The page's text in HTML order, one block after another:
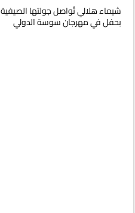
شيماء هلالي تُواصل جولتها الصيفية
بحفل في مهرجان سوسة الدولي